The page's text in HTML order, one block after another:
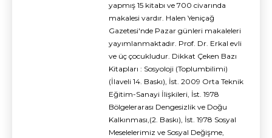
yapmış 15 kitabı ve 700 civarında
makalesi vardır. Halen Yeniçağ
Gazetesi'nde Pazar günleri makaleleri
yayımlanmaktadır. Prof. Dr. Erkal evli
ve üç çocukludur. Dikkat Çeken Bazı
Kitapları : Sosyoloji (Toplumbilimi)
(İlaveli 14. Baskı), İst. 2009 Orta Teknik
Eğitim-Sanayi İlişkileri, İst. 1978
Bölgelerarası Dengesizlik ve Doğu
Kalkınması,(2. Baskı), İst. 1978 Sosyal
Meselelerimiz ve Sosyal Değişme,